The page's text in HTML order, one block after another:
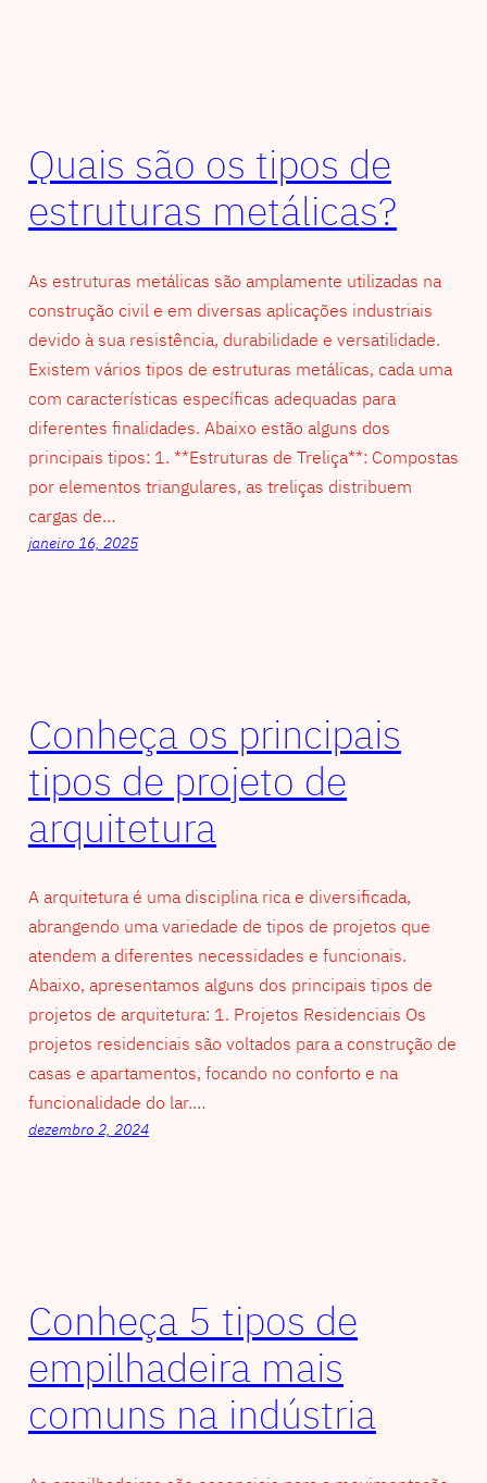
Quais são os tipos de
estruturas metálicas?
As estruturas metálicas são amplamente utilizadas na
construção civil e em diversas aplicações industriais
devido à sua resistência, durabilidade e versatilidade.
Existem vários tipos de estruturas metálicas, cada uma
com características específicas adequadas para
diferentes finalidades. Abaixo estão alguns dos
principais tipos: 1. **Estruturas de Treliça**: Compostas
por elementos triangulares, as treliças distribuem
cargas de…
janeiro 16, 2025
Conheça os principais
tipos de projeto de
arquitetura
A arquitetura é uma disciplina rica e diversificada,
abrangendo uma variedade de tipos de projetos que
atendem a diferentes necessidades e funcionais.
Abaixo, apresentamos alguns dos principais tipos de
projetos de arquitetura: 1. Projetos Residenciais Os
projetos residenciais são voltados para a construção de
casas e apartamentos, focando no conforto e na
funcionalidade do lar.…
dezembro 2, 2024
Conheça 5 tipos de
empilhadeira mais
comuns na indústria